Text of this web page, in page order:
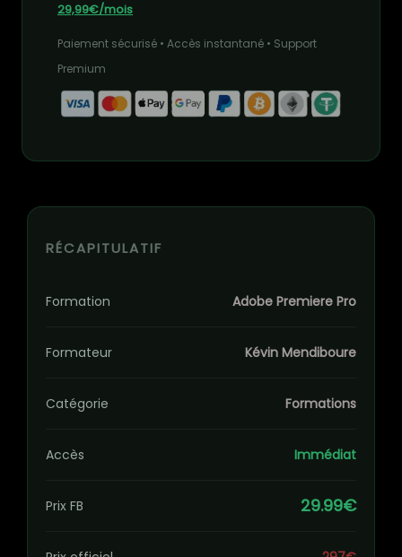
29,99€/mois
Paiement sécurisé • Accès instantané • Support
Premium
RÉCAPITULATIF
Formation Adobe Premiere Pro
Formateur Kévin Mendiboure
Catégorie Formations
Accès Immédiat
Prix FB 29.99€